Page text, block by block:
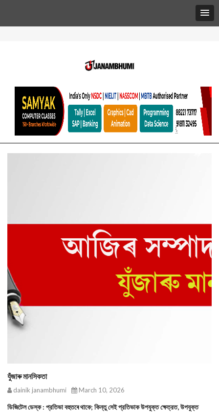
যুঁজাৰু মানসিকতা
dainik janambhumi March 10, 2026
ডিজিটেল ডেস্ক : প্রতিভা বহুতৰে থাকে; কিন্তু সেই প্রতিভাক উপযুক্ত ক্ষেত্রত, উপযুক্ত